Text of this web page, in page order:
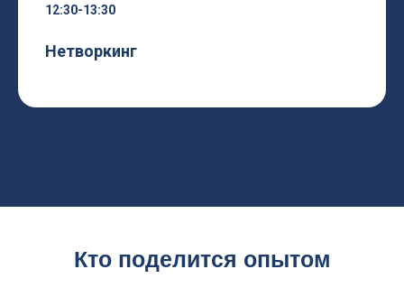
12:30-13:30
Нетворкинг
Кто поделится опытом